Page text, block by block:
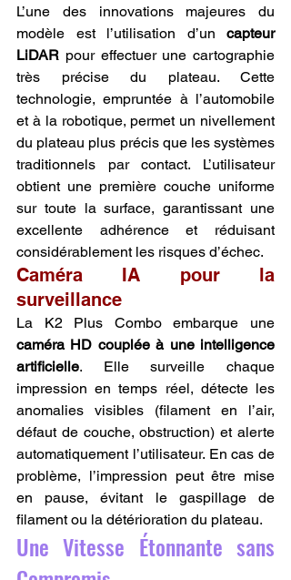
L’une des innovations majeures du
modèle est l’utilisation d’un capteur
LiDAR pour effectuer une cartographie
très précise du plateau. Cette
technologie, empruntée à l’automobile
et à la robotique, permet un nivellement
du plateau plus précis que les systèmes
traditionnels par contact. L’utilisateur
obtient une première couche uniforme
sur toute la surface, garantissant une
excellente adhérence et réduisant
considérablement les risques d’échec.
Caméra IA pour la
surveillance
caméra HD couplée à une intelligence
artificielle. Elle surveille chaque
impression en temps réel, détecte les
anomalies visibles (filament en l’air,
défaut de couche, obstruction) et alerte
automatiquement l’utilisateur. En cas de
problème, l’impression peut être mise
en pause, évitant le gaspillage de
filament ou la détérioration du plateau.
Une Vitesse Étonnante sans